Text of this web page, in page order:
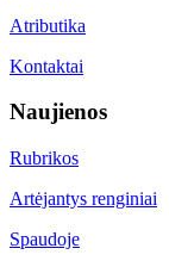
Atributika
Kontaktai
Naujienos
Rubrikos
Artėjantys renginiai
Spaudoje